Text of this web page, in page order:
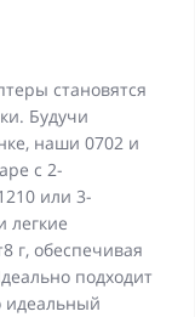
становятся
Будучи
наши 0702 и
с 2-
или 3-
легкие
г, обеспечивая
подходит
идеальный